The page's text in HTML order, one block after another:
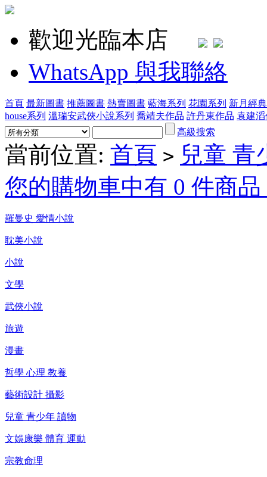
歡迎光臨本店
WhatsApp 與我聯絡
首頁 最新圖書 推薦圖書 熱賣圖書 藍海系列 花園系列 新月經
house系列 溫瑞安武俠小說系列 喬靖夫作品 許丹東作品 袁建
高級搜索
當前位置: 首頁 > 兒童 青
您的購物車中有 0 件商
羅曼史 愛情小說
耽美小說
小說
文學
武俠小說
旅遊
漫畫
哲學 心理 教養
藝術設計 攝影
兒童 青少年 讀物
文娛康樂 體育 運動
宗教命理